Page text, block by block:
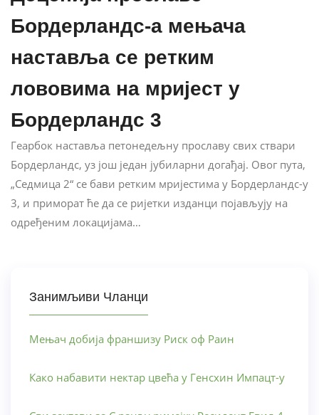
Бордерландс-а мењача
наставља се ретким
лововима на мријест у
Бордерландс 3
Геарбок наставља петонедељну прославу свих ствари
Бордерландс, уз још један јубиларни догађај. Овог пута,
„Седмица 2“ се бави ретким мријестима у Бордерландс-у
3, и приморат ће да се ријетки изданци појављују на
одређеним локацијама…
Занимљиви Чланци
Мењач добија франшизу Риск оф Раин
Како набавити нектар цвећа у Генсхин Импацт-у